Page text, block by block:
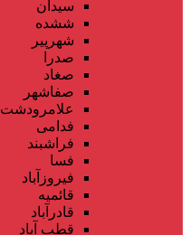
سیدان
ششده
شهرپیر
صدرا
صغاد
صفاشهر
علامرودشت
فدامی
فراشبند
فسا
فیروزآباد
قائمیه
قادرآباد
قطب آباد